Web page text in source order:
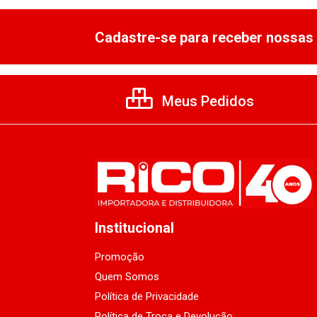
Cadastre-se para receber
Meus Pedidos
Institucional
Promoção
Quem Somos
Política de Privacidade